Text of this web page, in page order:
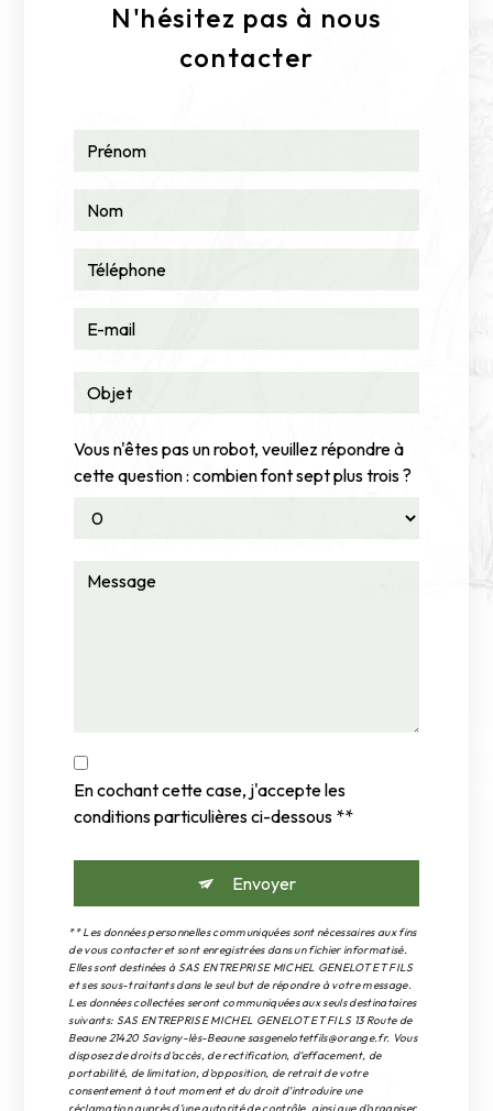
N'hésitez pas à nous
contacter
Vous n'êtes pas un robot, veuillez répondre à
cette question : combien font sept plus trois ?
En cochant cette case, j'accepte les
conditions particulières ci-dessous **
Envoyer
** Les données personnelles communiquées sont nécessaires aux fins
de vous contacter et sont enregistrées dans un fichier informatisé.
Elles sont destinées à SAS ENTREPRISE MICHEL GENELOT ET FILS
et ses sous-traitants dans le seul but de répondre à votre message.
Les données collectées seront communiquées aux seuls destinataires
suivants: SAS ENTREPRISE MICHEL GENELOT ET FILS 13 Route de
Beaune 21420 Savigny-lès-Beaune sasgenelotetfils@orange.fr. Vous
disposez de droits d’accès, de rectification, d’effacement, de
portabilité, de limitation, d’opposition, de retrait de votre
consentement à tout moment et du droit d’introduire une